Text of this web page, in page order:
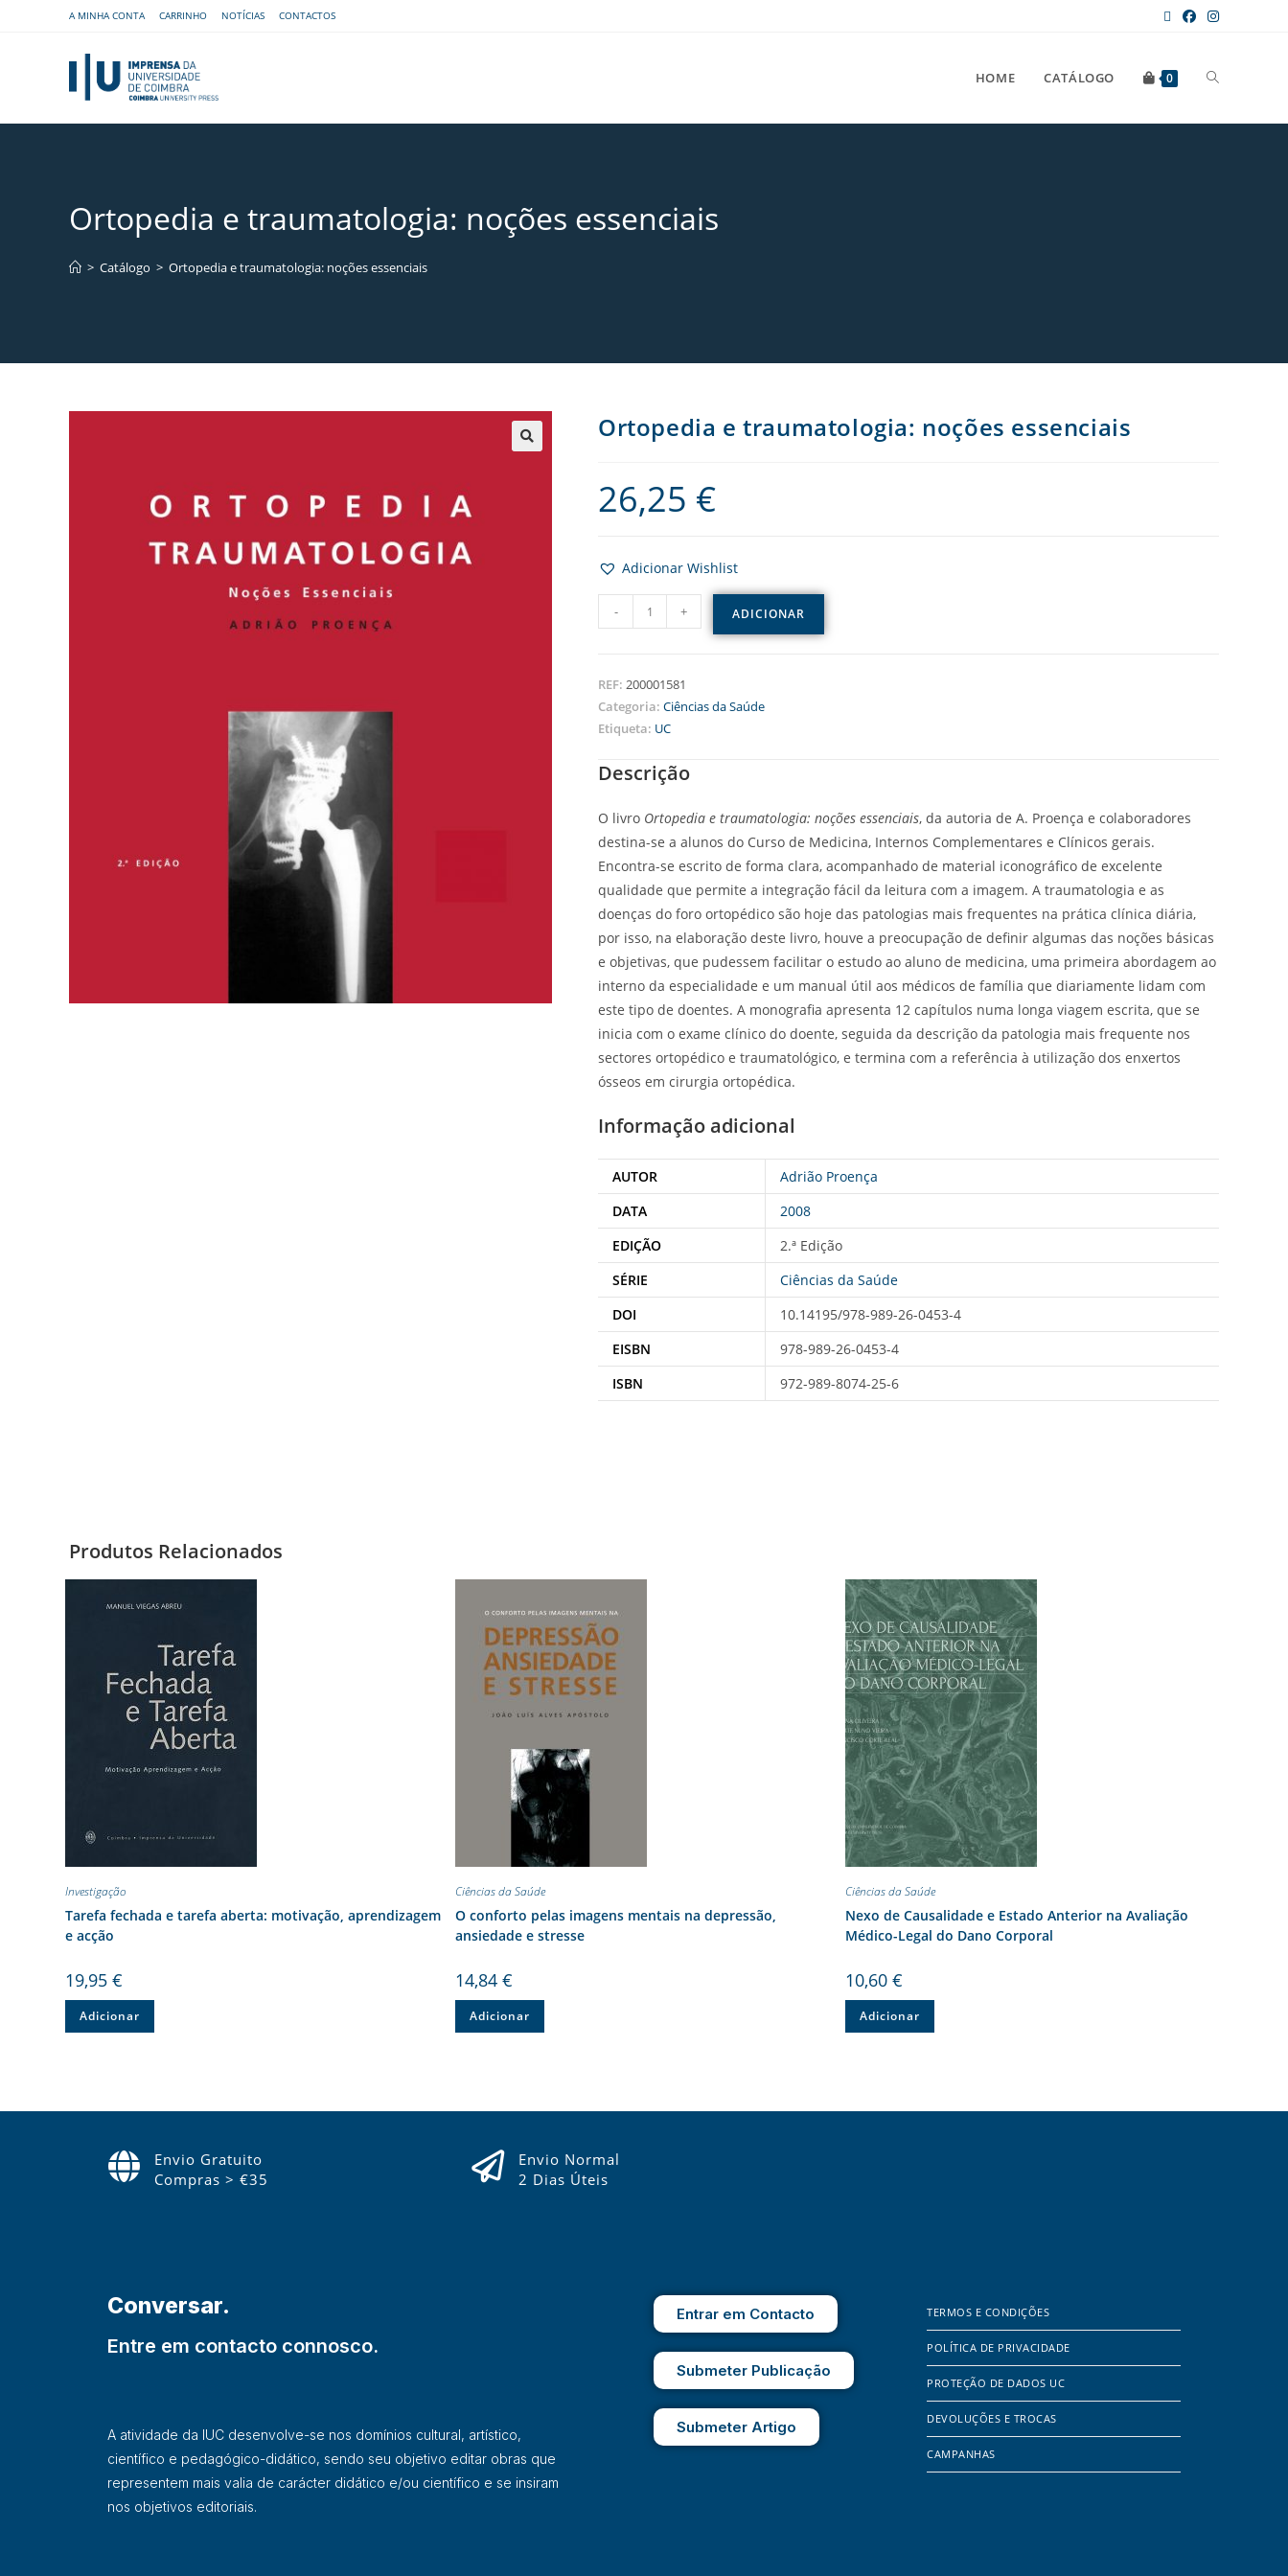
A MINHA CONTA CARRINHO NOTÍCIAS CONTACTOS
HOME CATÁLOGO 0
Ortopedia e traumatologia: noções essenciais
> Catálogo > Ortopedia e traumatologia: noções essenciais
Ortopedia e traumatologia: noções essenciais
26,25 €
Adicionar Wishlist
- + ADICIONAR
REF: 200001581
Categoria: Ciências da Saúde
Etiqueta: UC
Descrição
O livro Ortopedia e traumatologia: noções essenciais, da autoria de A. Proença e colaboradores
destina-se a alunos do Curso de Medicina, Internos Complementares e Clínicos gerais.
Encontra-se escrito de forma clara, acompanhado de material iconográfico de excelente
qualidade que permite a integração fácil da leitura com a imagem. A traumatologia e as
doenças do foro ortopédico são hoje das patologias mais frequentes na prática clínica diária,
por isso, na elaboração deste livro, houve a preocupação de definir algumas das noções básicas
e objetivas, que pudessem facilitar o estudo ao aluno de medicina, uma primeira abordagem ao
interno da especialidade e um manual útil aos médicos de família que diariamente lidam com
este tipo de doentes. A monografia apresenta 12 capítulos numa longa viagem escrita, que se
inicia com o exame clínico do doente, seguida da descrição da patologia mais frequente nos
sectores ortopédico e traumatológico, e termina com a referência à utilização dos enxertos
ósseos em cirurgia ortopédica.
Informação adicional
AUTOR
Adrião Proença
DATA
2008
EDIÇÃO
2.ª Edição
SÉRIE
Ciências da Saúde
DOI
10.14195/978-989-26-0453-4
EISBN
978-989-26-0453-4
ISBN
972-989-8074-25-6
Produtos Relacionados
Investigação
Tarefa fechada e tarefa aberta: motivação, aprendizagem
e acção
19,95€
Adicionar
Ciências da Saúde
O conforto pelas imagens mentais na depressão,
ansiedade e stresse
14,84 €
Adicionar
Ciências da Saúde
Nexo de Causalidade e Estado Anterior na Avaliação
Médico-Legal do Dano Corporal
10,60 €
Adicionar
Envio Gratuito
Compras > €35
Envio Normal
2 Dias Úteis
Conversar.
Entre em contacto connosco.
A atividade da IUC desenvolve-se nos domínios cultural, artístico,
científico e pedagógico-didático, sendo seu objetivo editar obras que
representem mais valia de carácter didático e/ou científico e se insiram
nos objetivos editoriais.
Entrar em Contacto
Submeter Publicação
Submeter Artigo
TERMOS E CONDIÇÕES
POLÍTICA DE PRIVACIDADE
PROTEÇÃO DE DADOS UC
DEVOLUÇÕES E TROCAS
CAMPANHAS